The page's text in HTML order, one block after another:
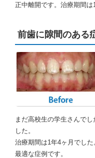
正中離開です。治療期間は
前歯に隙間のある
まだ高校生の学生さんで
した。
治療期間は1年4ヶ月でし
最適な症例です。